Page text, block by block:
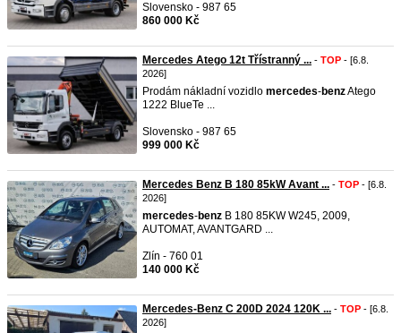
Slovensko - 987 65
860 000 Kč
Mercedes Atego 12t Třístranný ... - TOP - [6.8.
2026]
Prodám nákladní vozidlo mercedes-benzAtego
1222 BlueTe ...
Slovensko - 987 65
999 000 Kč
Mercedes Benz B 180 85kW Avant ... - TOP - [6.8.
2026]
mercedes-benz B 180 85KW W245, 2009,
AUTOMAT, AVANTGARD ...
Zlín - 760 01
140 000 Kč
Mercedes-Benz C 200D 2024 120K ... - TOP - [6.8.
2026]